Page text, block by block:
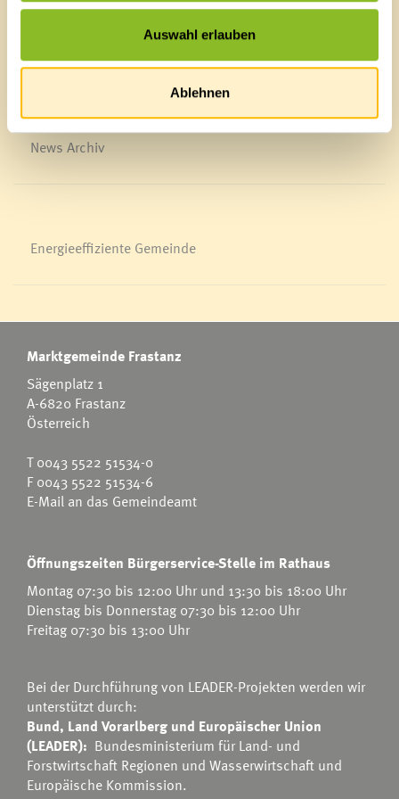
Auswahl erlauben
Ablehnen
Veröffentlichungsportal
Ortsplan
Mediathek
News Archiv
Energieeffiziente Gemeinde
Marktgemeinde Frastanz
Sägenplatz 1
A-6820 Frastanz
Österreich
T0043 5522 51534-0
F 0043 5522 51534-6
E-Mail an das Gemeindeamt
Öffnungszeiten Bürgerservice-Stelle im Rathaus
Montag 07:30 bis 12:00 Uhr und 13:30 bis 18:00 Uhr
Dienstag bis Donnerstag 07:30 bis 12:00 Uhr
Freitag 07:30 bis 13:00 Uhr
Bei der Durchführung von LEADER-Projekten werden wir
unterstützt durch:
Bund, Land Vorarlberg und Europäischer Union
(LEADER): Bundesministerium für Land- und
Forstwirtschaft Regionen und Wasserwirtschaft und
Europäische Kommission.